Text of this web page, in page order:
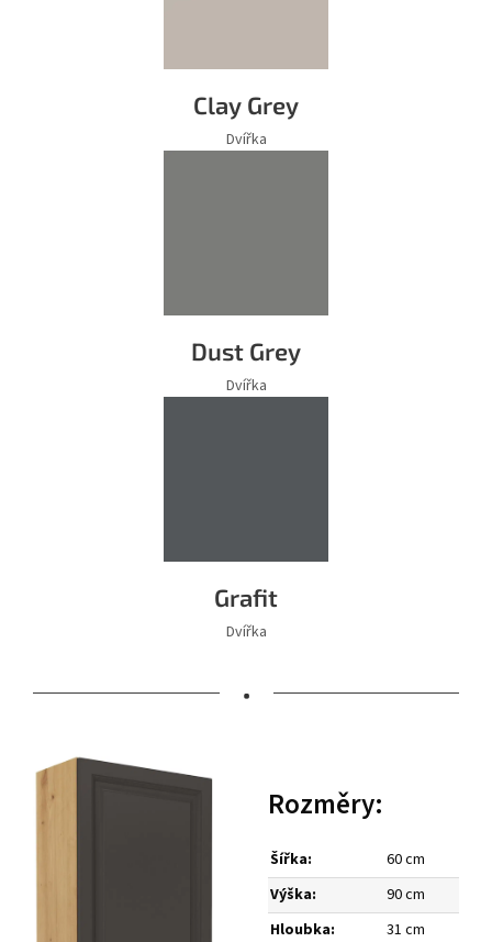
Clay Grey
Dvířka
Dust Grey
Dvířka
Grafit
Dvířka
•
Rozměry:
Šířka:
60 cm
Výška:
90 cm
Hloubka:
31 cm